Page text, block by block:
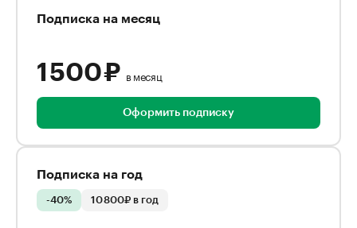
Подписка на месяц
1 500 ₽ в месяц
Оформить подписку
Подписка на год
-40% 10 800₽ в год